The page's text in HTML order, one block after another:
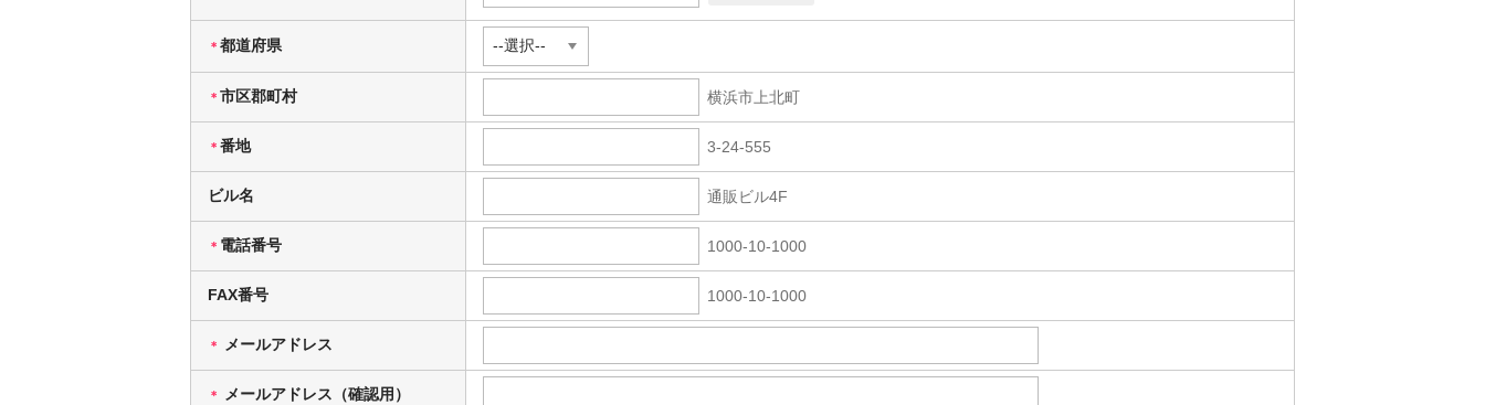
＊ 都道府県
＊ 市区郡町村 横浜市上北町
＊ 番地 3-24-555
ビル名 通販ビル4F
＊ 電話番号 1000-10-1000
FAX番号 1000-10-1000
＊ メールアドレス
＊ メールアドレス（確認用）